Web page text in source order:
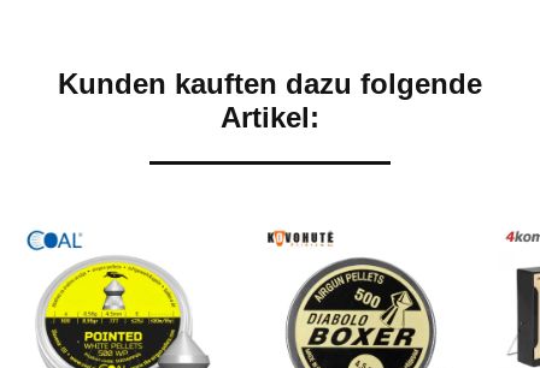
Kunden kauften dazu folgende
Artikel: